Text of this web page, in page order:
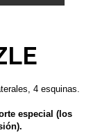
4 esquinas.
especial (los